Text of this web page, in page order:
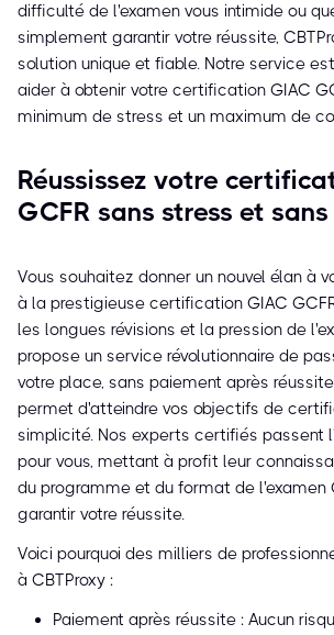
difficulté de l'examen vous intimide ou
simplement garantir votre réussite,
solution unique et fiable. Notre service
aider à obtenir votre certification GIAC
minimum de stress et un maximum de
Réussissez votre
GCFR sans stress et
Vous souhaitez donner un nouvel élan à
à la prestigieuse certification GIAC
les longues révisions et la pression de
propose un service révolutionnaire de
votre place, sans paiement après
permet d'atteindre vos objectifs de
simplicité. Nos experts certifiés passent
pour vous, mettant à profit leur
du programme et du format de l'examen
garantir votre réussite.
Voici pourquoi des milliers de
à CBTProxy :
Paiement après réussite : Aucun